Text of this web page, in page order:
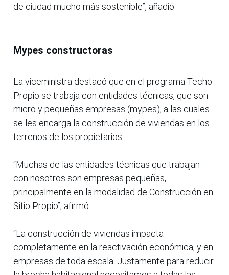
de ciudad mucho más sostenible”, añadió.
Mypes constructoras
La viceministra destacó que en el programa Techo
Propio se trabaja con entidades técnicas, que son
micro y pequeñas empresas (mypes), a las cuales
se les encarga la construcción de viviendas en los
terrenos de los propietarios.
“Muchas de las entidades técnicas que trabajan
con nosotros son empresas pequeñas,
principalmente en la modalidad de Construcción en
Sitio Propio”, afirmó.
“La construcción de viviendas impacta
completamente en la reactivación económica, y en
empresas de toda escala. Justamente para reducir